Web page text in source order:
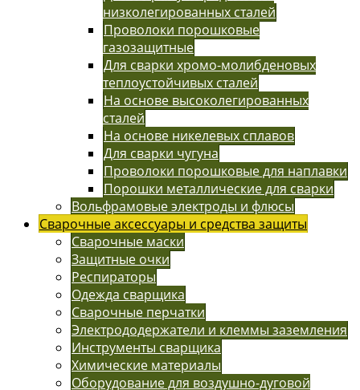
низколегированных сталей
Проволоки порошковые
газозащитные
Для сварки хромо-молибденовых
теплоустойчивых сталей
На основе высоколегированных
сталей
На основе никелевых сплавов
Для сварки чугуна
Проволоки порошковые для наплавки
Порошки металлические для сварки
Вольфрамовые электроды и флюсы
Сварочные аксессуары и средства защиты
Сварочные маски
Защитные очки
Респираторы
Одежда сварщика
Сварочные перчатки
Электрододержатели и клеммы заземления
Инструменты сварщика
Химические материалы
Оборудование для воздушно-дуговой